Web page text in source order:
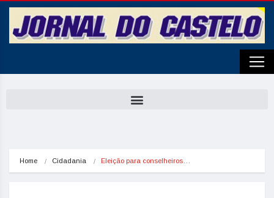
Home Cidadania Eleição para conselheiros…